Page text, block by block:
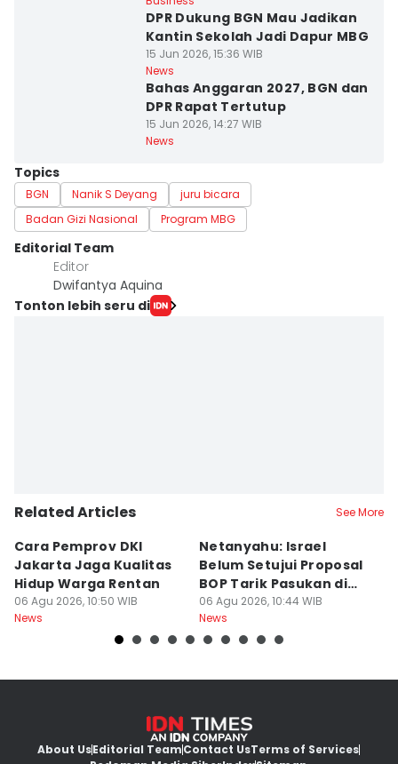
DPR Dukung BGN Mau Jadikan
Kantin Sekolah Jadi Dapur MBG
15 Jun 2026, 15:36 WIB
News
Bahas Anggaran 2027, BGN dan
DPR Rapat Tertutup
15 Jun 2026, 14:27 WIB
News
Topics
BGN Nanik S Deyang
juru bicara
Badan Gizi Nasional
Program MBG
Editorial Team
Editor
Dwifantya Aquina
Tonton lebih seru di
Related Articles See More
Cara Pemprov DKI
Jakarta Jaga Kualitas
Hidup Warga Rentan
06 Agu 2026, 10:50 WIB
News
Netanyahu: Israel
Belum Setujui Proposal
BOP Tarik Pasukan di
Gaza
06 Agu 2026, 10:44 WIB
News
About UsEditorial TeamContact UsTerms of Services